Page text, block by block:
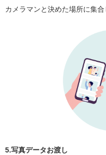
カメラマンと決めた場所に集合
5.写真データお渡し